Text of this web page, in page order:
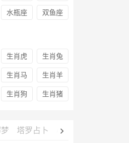
水瓶座 双鱼座
生肖虎 生肖兔
生肖马 生肖羊
生肖狗 生肖猪
塔罗占卜 心理测试